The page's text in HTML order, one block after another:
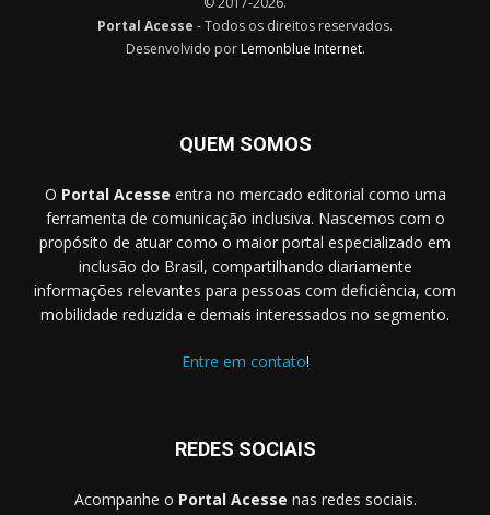
Portal Acesse - Todos os direitos reservados.
Desenvolvido por Lemonblue Internet.
QUEM SOMOS
O Portal Acesse entra no mercado editorial como uma
ferramenta de comunicação inclusiva. Nascemos com o
propósito de atuar como o maior portal especializado em
inclusão do Brasil, compartilhando diariamente
informações relevantes para pessoas com deficiência, com
mobilidade reduzida e demais interessados no segmento.
Entre em contato!
REDES SOCIAIS
Acompanhe o Portal Acesse nas redes sociais.